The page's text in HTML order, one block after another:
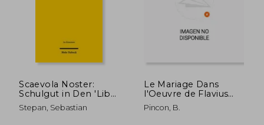
Scaevola Noster:
Schulgut in Den 'Libri
Disputationum' Des
Claudius
Stepan, Sebastian
Le Mariage Dans
l'Oeuvre de Flavius
Josephe: Une Etude
Du Droit Matrimonial
Pincon, B.